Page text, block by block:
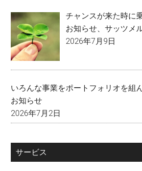
チャンスが来た時に
お知らせ 、サッツメ
2026年7月9日
いろんな事業をポートフォリオを組
お知らせ
2026年7月2日
サービス